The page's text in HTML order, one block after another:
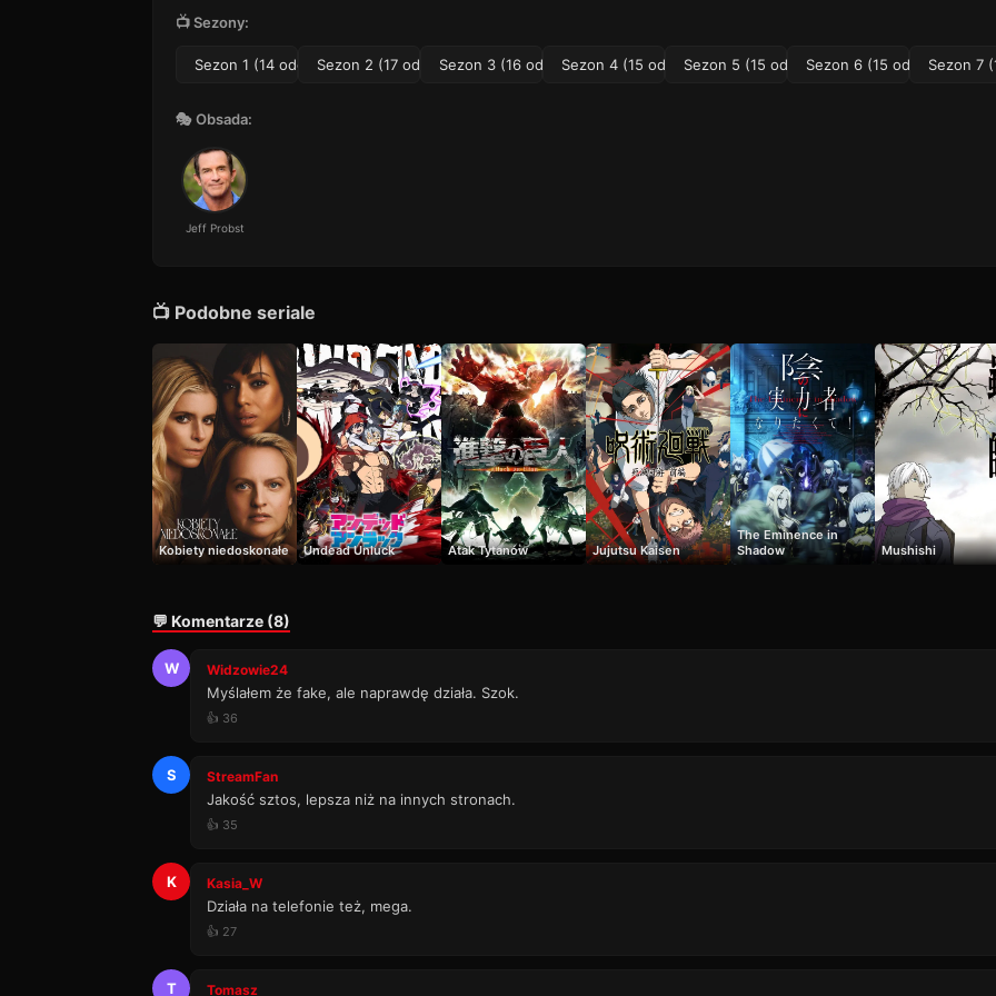
25 min · Sezon 1
14 Odcinek 14
27 min · Sezon 1
📺 Sezony:
Sezon 1 (14 odc.) Sezon 2 (17 odc.) Sezon 3 (16 odc.) Sezon 4 (15 odc.) Sezon 5 (15 odc.) Sezon 6 (15 odc.) Sezon 7
🎭 Obsada:
Jeff Probst
📺 Podobne seriale
Kobiety niedoskonałe Undead Unluck Atak Tytanów Jujutsu Kaisen
The Eminence in
Shadow
Mushishi
💬 Komentarze (8)
W Widzowie24
Myślałem że fake, ale naprawdę działa. Szok.
👍 36
S StreamFan
Jakość sztos, lepsza niż na innych stronach.
👍 35
K Kasia_W
Działa na telefonie też, mega.
👍 27
T Tomasz